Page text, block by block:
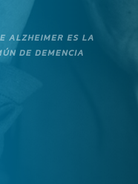
ALZHEIMER ES LA
DE DEMENCIA